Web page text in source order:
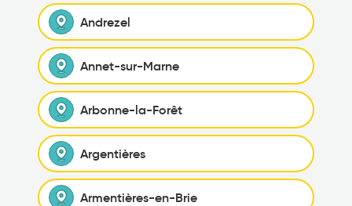
Andrezel
Annet-sur-Marne
Arbonne-la-Forêt
Argentières
Armentières-en-Brie